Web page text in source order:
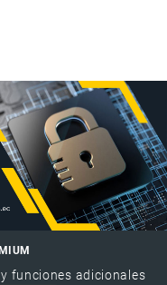
funciones adicionales